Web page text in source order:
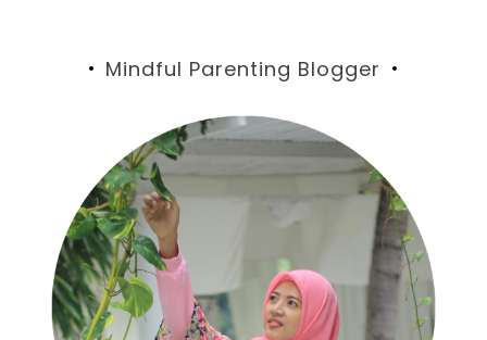
Mindful Parenting Blogger